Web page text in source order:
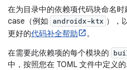
在为目录中的依赖项代码块命名时
case（例如 androidx-ktx ），
更好的代码补全帮助
。
在需要此依赖项的每个模块的
中，按照您在 TOML 文件中定义的